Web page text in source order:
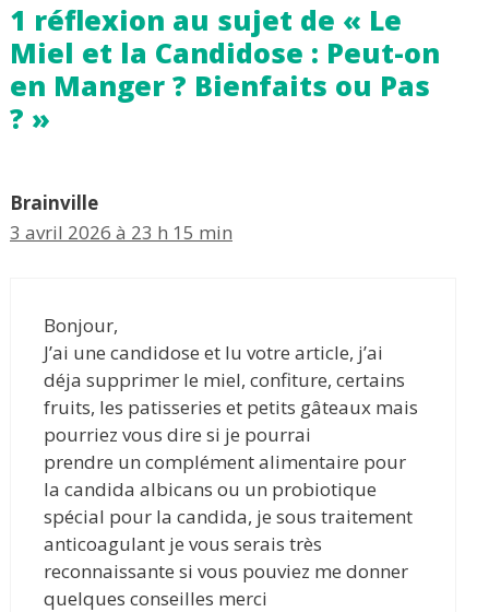
1 réflexion au sujet de « Le
Miel et la Candidose : Peut-on
en Manger ? Bienfaits ou Pas
? »
Brainville
3 avril 2026 à 23 h 15 min
Bonjour,
J’ai une candidose et lu votre article, j’ai
déja supprimer le miel, confiture, certains
fruits, les patisseries et petits gâteaux mais
pourriez vous dire si je pourrai
prendre un complément alimentaire pour
la candida albicans ou un probiotique
spécial pour la candida, je sous traitement
anticoagulant je vous serais très
reconnaissante si vous pouviez me donner
quelques conseilles merci